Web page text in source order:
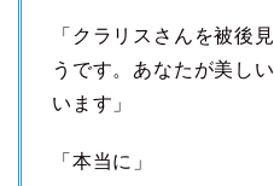
「クラリスさんを被後
うです。あなたが美し
います」
「本当に」